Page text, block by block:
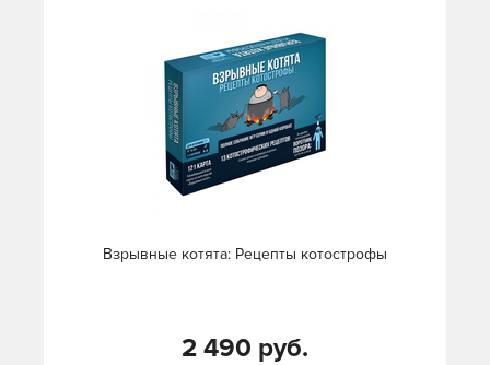
Взрывные котята: Рецепты котострофы
2 490 руб.